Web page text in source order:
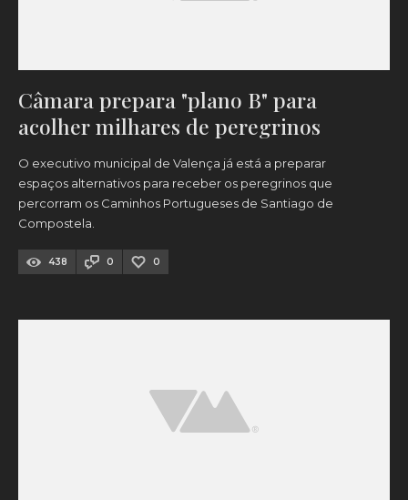
Câmara prepara "plano B" para
acolher milhares de peregrinos
O executivo municipal de Valença já está a preparar
espaços alternativos para receber os peregrinos que
percorram os Caminhos Portugueses de Santiago de
Compostela.
438 0 0